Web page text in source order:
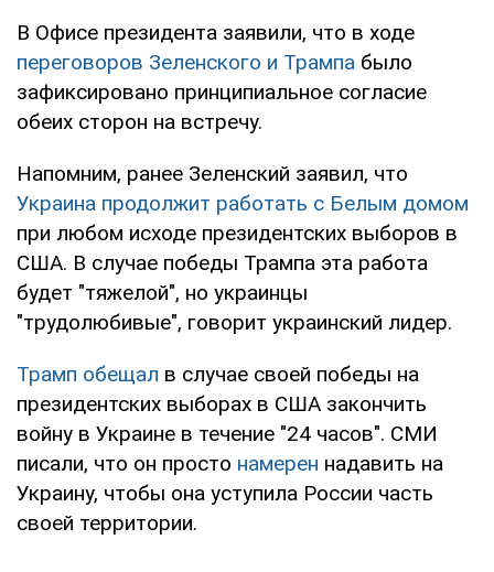
В Офисе президента заявили, что в ходе
переговоров Зеленского и Трампа было
зафиксировано принципиальное согласие
обеих сторон на встречу.
Напомним, ранее Зеленский заявил, что
Украина продолжит работать с Белым домом
при любом исходе президентских выборов в
США. В случае победы Трампа эта работа
будет "тяжелой", но украинцы
"трудолюбивые", говорит украинский лидер.
Трамп обещал в случае своей победы на
президентских выборах в США закончить
войну в Украине в течение "24 часов". СМИ
писали, что он просто намерен надавить на
Украину, чтобы она уступила России часть
своей территории.